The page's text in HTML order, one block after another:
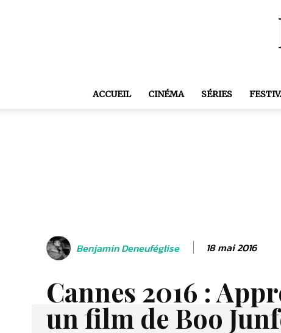
ACCUEIL CINÉMA SÉRIES
Benjamin Deneuféglise 18 mai 2016
Cannes 2016 :
un film de Boo